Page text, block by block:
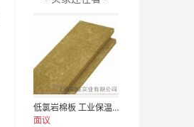
低氯岩棉板 工业保温隔热用岩棉 工业保温岩棉板
面议